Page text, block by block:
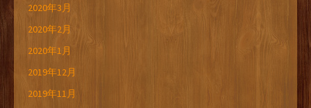
2020年3月
2020年2月
2020年1月
2019年12月
2019年11月